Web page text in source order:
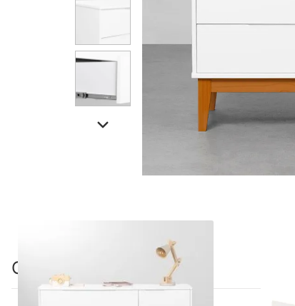
Combinação perfeita